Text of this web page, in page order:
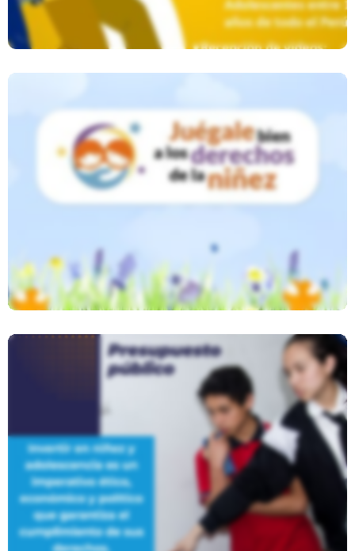
Juégale Bien A Los Derechos De La
Niñez
Presupuesto Público 2023 Y Los
Derechos De NNA